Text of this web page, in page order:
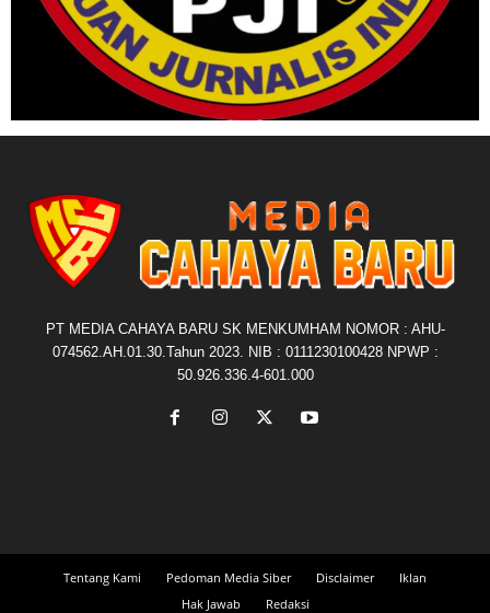
PT MEDIA CAHAYA BARU SK MENKUMHAM NOMOR : AHU-
074562.AH.01.30.Tahun 2023. NIB : 0111230100428 NPWP :
50.926.336.4-601.000
Tentang Kami Pedoman Media Siber Disclaimer
Iklan
Hak Jawab
Redaksi